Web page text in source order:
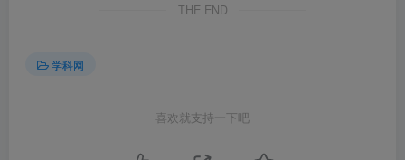
THE END
学科网
喜欢就支持一下吧